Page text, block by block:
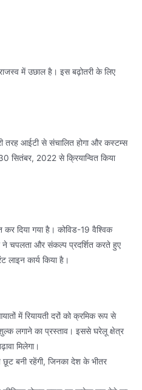
में उछाल है। इस बढ़ोतरी के लिए
तरह आईटी से संचालित होगा और कस्टम्स
सितंबर, 2022 से क्रियान्वित किया
दिया गया है। कोविड-19 वैश्विक
ने चपलता और संकल्प प्रदर्शित करते हुए
लाइन कार्य किया है।
में रियायती दरों को क्रमिक रूप से
लगाने का प्रस्ताव। इससे घरेलू क्षेत्र
मिलेगा।
बनी रहेंगी, जिनका देश के भीतर